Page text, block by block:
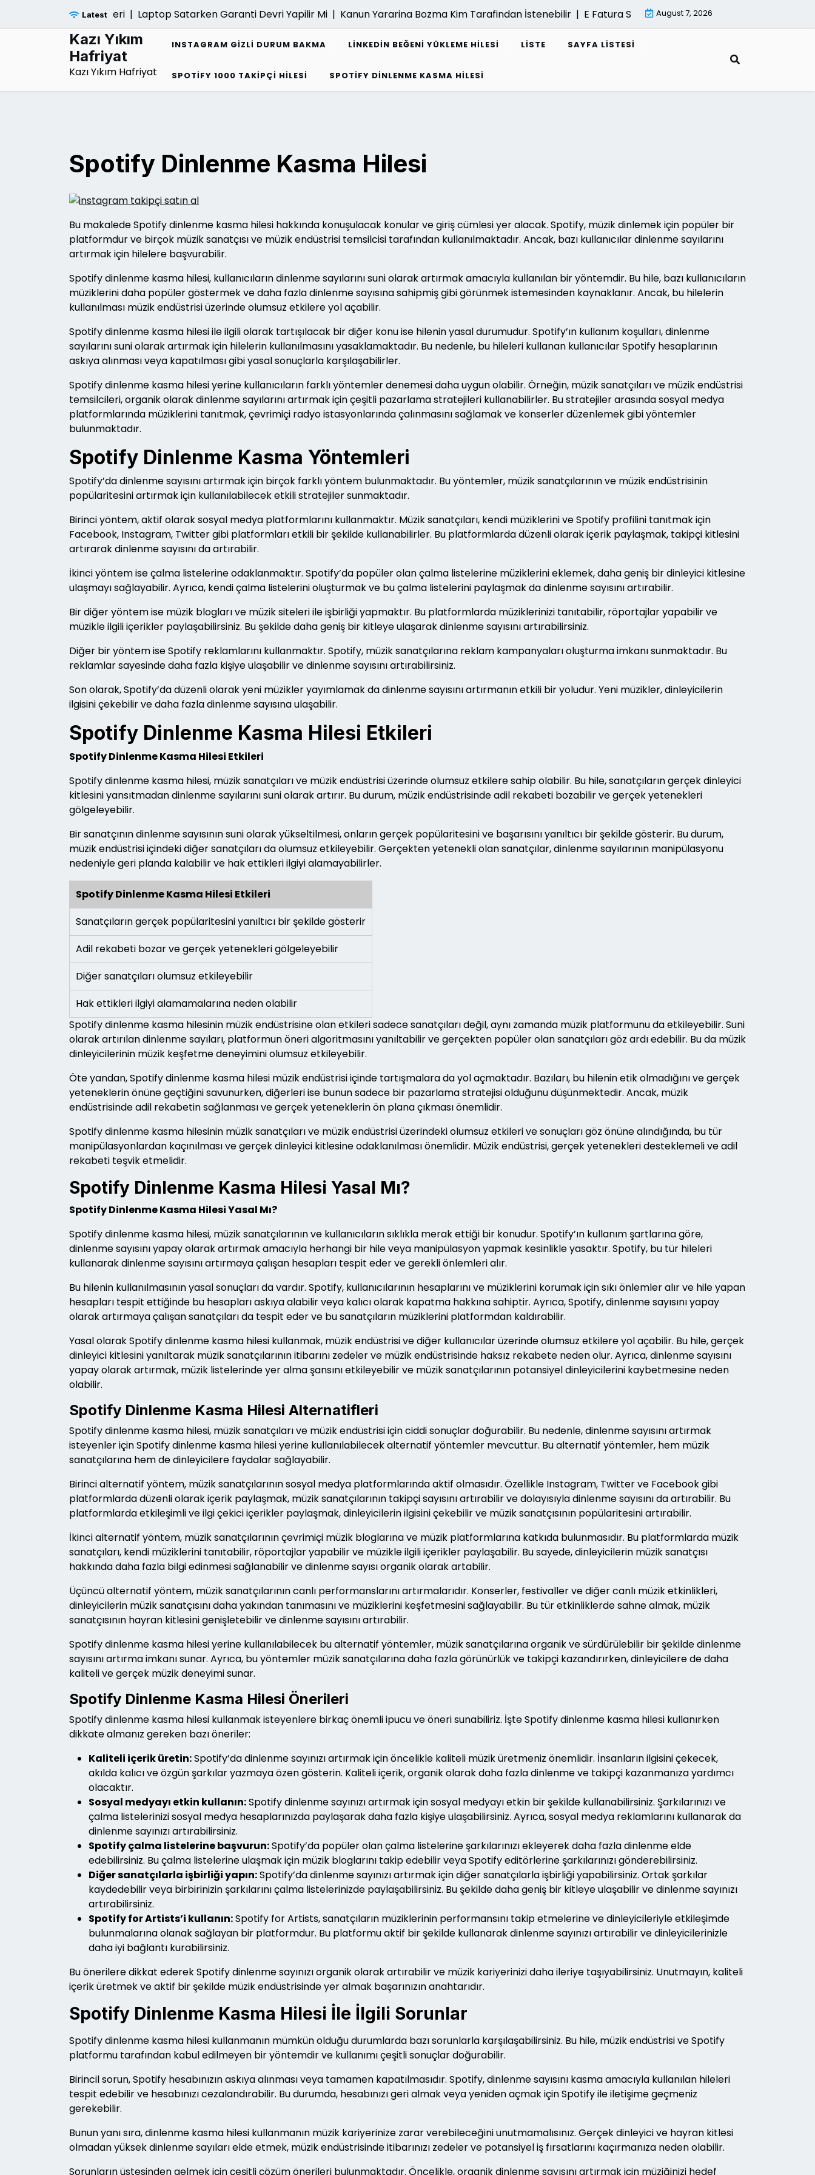
Latest Laptop Satarken Garanti Devri Yapilir Mi |Kanun Yararina Bozma Kim Tarafindan İstenebilir |E Fatura Sisteminde Performans Sorunlari |
August 7, 2026
Kazı Yıkım
Hafriyat
Kazı Yıkım Hafriyat
INSTAGRAM GIZLI DURUM BAKMA LINKEDIN BEĞENI YÜKLEME HILESI LISTE SAYFA LISTESI
SPOTIFY 1000 TAKIPÇI HILESI SPOTIFY DINLENME KASMA HILESI
Spotify Dinlenme Kasma Hilesi
Bu makalede Spotify dinlenme kasma hilesi hakkında konuşulacak konular ve giriş cümlesi yer alacak. Spotify, müzik dinlemek için popüler bir
platformdur ve birçok müzik sanatçısı ve müzik endüstrisi temsilcisi tarafından kullanılmaktadır. Ancak, bazı kullanıcılar dinlenme sayılarını
artırmak için hilelere başvurabilir.
Spotify dinlenme kasma hilesi, kullanıcıların dinlenme sayılarını suni olarak artırmak amacıyla kullanılan bir yöntemdir. Bu hile, bazı kullanıcıların
müziklerini daha popüler göstermek ve daha fazla dinlenme sayısına sahipmiş gibi görünmek istemesinden kaynaklanır. Ancak, bu hilelerin
kullanılması müzik endüstrisi üzerinde olumsuz etkilere yol açabilir.
Spotify dinlenme kasma hilesi ile ilgili olarak tartışılacak bir diğer konu ise hilenin yasal durumudur. Spotify’ın kullanım koşulları, dinlenme
sayılarını suni olarak artırmak için hilelerin kullanılmasını yasaklamaktadır. Bu nedenle, bu hileleri kullanan kullanıcılar Spotify hesaplarının
askıya alınması veya kapatılması gibi yasal sonuçlarla karşılaşabilirler.
Spotify dinlenme kasma hilesi yerine kullanıcıların farklı yöntemler denemesi daha uygun olabilir. Örneğin, müzik sanatçıları ve müzik endüstrisi
temsilcileri, organik olarak dinlenme sayılarını artırmak için çeşitli pazarlama stratejileri kullanabilirler. Bu stratejiler arasında sosyal medya
platformlarında müziklerini tanıtmak, çevrimiçi radyo istasyonlarında çalınmasını sağlamak ve konserler düzenlemek gibi yöntemler
bulunmaktadır.
Spotify Dinlenme Kasma Yöntemleri
Spotify’da dinlenme sayısını artırmak için birçok farklı yöntem bulunmaktadır. Bu yöntemler, müzik sanatçılarının ve müzik endüstrisinin
popülaritesini artırmak için kullanılabilecek etkili stratejiler sunmaktadır.
Birinci yöntem, aktif olarak sosyal medya platformlarını kullanmaktır. Müzik sanatçıları, kendi müziklerini ve Spotify profilini tanıtmak için
Facebook, Instagram, Twitter gibi platformları etkili bir şekilde kullanabilirler. Bu platformlarda düzenli olarak içerik paylaşmak, takipçi kitlesini
artırarak dinlenme sayısını da artırabilir.
İkinci yöntem ise çalma listelerine odaklanmaktır. Spotify’da popüler olan çalma listelerine müziklerini eklemek, daha geniş bir dinleyici kitlesine
ulaşmayı sağlayabilir. Ayrıca, kendi çalma listelerini oluşturmak ve bu çalma listelerini paylaşmak da dinlenme sayısını artırabilir.
Bir diğer yöntem ise müzik blogları ve müzik siteleri ile işbirliği yapmaktır. Bu platformlarda müziklerinizi tanıtabilir, röportajlar yapabilir ve
müzikle ilgili içerikler paylaşabilirsiniz. Bu şekilde daha geniş bir kitleye ulaşarak dinlenme sayısını artırabilirsiniz.
Diğer bir yöntem ise Spotify reklamlarını kullanmaktır. Spotify, müzik sanatçılarına reklam kampanyaları oluşturma imkanı sunmaktadır. Bu
reklamlar sayesinde daha fazla kişiye ulaşabilir ve dinlenme sayısını artırabilirsiniz.
Son olarak, Spotify’da düzenli olarak yeni müzikler yayımlamak da dinlenme sayısını artırmanın etkili bir yoludur. Yeni müzikler, dinleyicilerin
ilgisini çekebilir ve daha fazla dinlenme sayısına ulaşabilir.
Spotify Dinlenme Kasma Hilesi Etkileri
Spotify Dinlenme Kasma Hilesi Etkileri
Spotify dinlenme kasma hilesi, müzik sanatçıları ve müzik endüstrisi üzerinde olumsuz etkilere sahip olabilir. Bu hile, sanatçıların gerçek dinleyici
kitlesini yansıtmadan dinlenme sayılarını suni olarak artırır. Bu durum, müzik endüstrisinde adil rekabeti bozabilir ve gerçek yetenekleri
gölgeleyebilir.
Bir sanatçının dinlenme sayısının suni olarak yükseltilmesi, onların gerçek popülaritesini ve başarısını yanıltıcı bir şekilde gösterir. Bu durum,
müzik endüstrisi içindeki diğer sanatçıları da olumsuz etkileyebilir. Gerçekten yetenekli olan sanatçılar, dinlenme sayılarının manipülasyonu
nedeniyle geri planda kalabilir ve hak ettikleri ilgiyi alamayabilirler.
Spotify Dinlenme Kasma Hilesi Etkileri
Sanatçıların gerçek popülaritesini yanıltıcı bir şekilde gösterir
Adil rekabeti bozar ve gerçek yetenekleri gölgeleyebilir
Diğer sanatçıları olumsuz etkileyebilir
Hak ettikleri ilgiyi alamamalarına neden olabilir
Spotify dinlenme kasma hilesinin müzik endüstrisine olan etkileri sadece sanatçıları değil, aynı zamanda müzik platformunu da etkileyebilir. Suni
olarak artırılan dinlenme sayıları, platformun öneri algoritmasını yanıltabilir ve gerçekten popüler olan sanatçıları göz ardı edebilir. Bu da müzik
dinleyicilerinin müzik keşfetme deneyimini olumsuz etkileyebilir.
Öte yandan, Spotify dinlenme kasma hilesi müzik endüstrisi içinde tartışmalara da yol açmaktadır. Bazıları, bu hilenin etik olmadığını ve gerçek
yeteneklerin önüne geçtiğini savunurken, diğerleri ise bunun sadece bir pazarlama stratejisi olduğunu düşünmektedir. Ancak, müzik
endüstrisinde adil rekabetin sağlanması ve gerçek yeteneklerin ön plana çıkması önemlidir.
Spotify dinlenme kasma hilesinin müzik sanatçıları ve müzik endüstrisi üzerindeki olumsuz etkileri ve sonuçları göz önüne alındığında, bu tür
manipülasyonlardan kaçınılması ve gerçek dinleyici kitlesine odaklanılması önemlidir. Müzik endüstrisi, gerçek yetenekleri desteklemeli ve adil
rekabeti teşvik etmelidir.
Spotify Dinlenme Kasma Hilesi Yasal Mı?
Spotify Dinlenme Kasma Hilesi Yasal Mı?
Spotify dinlenme kasma hilesi, müzik sanatçılarının ve kullanıcıların sıklıkla merak ettiği bir konudur. Spotify’ın kullanım şartlarına göre,
dinlenme sayısını yapay olarak artırmak amacıyla herhangi bir hile veya manipülasyon yapmak kesinlikle yasaktır. Spotify, bu tür hileleri
kullanarak dinlenme sayısını artırmaya çalışan hesapları tespit eder ve gerekli önlemleri alır.
Bu hilenin kullanılmasının yasal sonuçları da vardır. Spotify, kullanıcılarının hesaplarını ve müziklerini korumak için sıkı önlemler alır ve hile yapan
hesapları tespit ettiğinde bu hesapları askıya alabilir veya kalıcı olarak kapatma hakkına sahiptir. Ayrıca, Spotify, dinlenme sayısını yapay
olarak artırmaya çalışan sanatçıları da tespit eder ve bu sanatçıların müziklerini platformdan kaldırabilir.
Yasal olarak Spotify dinlenme kasma hilesi kullanmak, müzik endüstrisi ve diğer kullanıcılar üzerinde olumsuz etkilere yol açabilir. Bu hile, gerçek
dinleyici kitlesini yanıltarak müzik sanatçılarının itibarını zedeler ve müzik endüstrisinde haksız rekabete neden olur. Ayrıca, dinlenme sayısını
yapay olarak artırmak, müzik listelerinde yer alma şansını etkileyebilir ve müzik sanatçılarının potansiyel dinleyicilerini kaybetmesine neden
olabilir.
Spotify Dinlenme Kasma Hilesi Alternatifleri
Spotify dinlenme kasma hilesi, müzik sanatçıları ve müzik endüstrisi için ciddi sonuçlar doğurabilir. Bu nedenle, dinlenme sayısını artırmak
isteyenler için Spotify dinlenme kasma hilesi yerine kullanılabilecek alternatif yöntemler mevcuttur. Bu alternatif yöntemler, hem müzik
sanatçılarına hem de dinleyicilere faydalar sağlayabilir.
Birinci alternatif yöntem, müzik sanatçılarının sosyal medya platformlarında aktif olmasıdır. Özellikle Instagram, Twitter ve Facebook gibi
platformlarda düzenli olarak içerik paylaşmak, müzik sanatçılarının takipçi sayısını artırabilir ve dolayısıyla dinlenme sayısını da artırabilir. Bu
platformlarda etkileşimli ve ilgi çekici içerikler paylaşmak, dinleyicilerin ilgisini çekebilir ve müzik sanatçısının popülaritesini artırabilir.
İkinci alternatif yöntem, müzik sanatçılarının çevrimiçi müzik bloglarına ve müzik platformlarına katkıda bulunmasıdır. Bu platformlarda müzik
sanatçıları, kendi müziklerini tanıtabilir, röportajlar yapabilir ve müzikle ilgili içerikler paylaşabilir. Bu sayede, dinleyicilerin müzik sanatçısı
hakkında daha fazla bilgi edinmesi sağlanabilir ve dinlenme sayısı organik olarak artabilir.
Üçüncü alternatif yöntem, müzik sanatçılarının canlı performanslarını artırmalarıdır. Konserler, festivaller ve diğer canlı müzik etkinlikleri,
dinleyicilerin müzik sanatçısını daha yakından tanımasını ve müziklerini keşfetmesini sağlayabilir. Bu tür etkinliklerde sahne almak, müzik
sanatçısının hayran kitlesini genişletebilir ve dinlenme sayısını artırabilir.
Spotify dinlenme kasma hilesi yerine kullanılabilecek bu alternatif yöntemler, müzik sanatçılarına organik ve sürdürülebilir bir şekilde dinlenme
sayısını artırma imkanı sunar. Ayrıca, bu yöntemler müzik sanatçılarına daha fazla görünürlük ve takipçi kazandırırken, dinleyicilere de daha
kaliteli ve gerçek müzik deneyimi sunar.
Spotify Dinlenme Kasma Hilesi Önerileri
Spotify dinlenme kasma hilesi kullanmak isteyenlere birkaç önemli ipucu ve öneri sunabiliriz. İşte Spotify dinlenme kasma hilesi kullanırken
dikkate almanız gereken bazı öneriler:
Kaliteli içerik üretin:Spotify’da dinlenme sayınızı artırmak için öncelikle kaliteli müzik üretmeniz önemlidir. İnsanların ilgisini çekecek,
akılda kalıcı ve özgün şarkılar yazmaya özen gösterin. Kaliteli içerik, organik olarak daha fazla dinlenme ve takipçi kazanmanıza yardımcı
olacaktır.
Sosyal medyayı etkin kullanın:Spotify dinlenme sayınızı artırmak için sosyal medyayı etkin bir şekilde kullanabilirsiniz. Şarkılarınızı ve
çalma listelerinizi sosyal medya hesaplarınızda paylaşarak daha fazla kişiye ulaşabilirsiniz. Ayrıca, sosyal medya reklamlarını kullanarak da
dinlenme sayınızı artırabilirsiniz.
Spotify çalma listelerine başvurun:Spotify’da popüler olan çalma listelerine şarkılarınızı ekleyerek daha fazla dinlenme elde
edebilirsiniz. Bu çalma listelerine ulaşmak için müzik bloglarını takip edebilir veya Spotify editörlerine şarkılarınızı gönderebilirsiniz.
Diğer sanatçılarla işbirliği yapın:Spotify’da dinlenme sayınızı artırmak için diğer sanatçılarla işbirliği yapabilirsiniz. Ortak şarkılar
kaydedebilir veya birbirinizin şarkılarını çalma listelerinizde paylaşabilirsiniz. Bu şekilde daha geniş bir kitleye ulaşabilir ve dinlenme sayınızı
artırabilirsiniz.
Spotify for Artists’i kullanın:Spotify for Artists, sanatçıların müziklerinin performansını takip etmelerine ve dinleyicileriyle etkileşimde
bulunmalarına olanak sağlayan bir platformdur. Bu platformu aktif bir şekilde kullanarak dinlenme sayınızı artırabilir ve dinleyicilerinizle
daha iyi bağlantı kurabilirsiniz.
Bu önerilere dikkat ederek Spotify dinlenme sayınızı organik olarak artırabilir ve müzik kariyerinizi daha ileriye taşıyabilirsiniz. Unutmayın, kaliteli
içerik üretmek ve aktif bir şekilde müzik endüstrisinde yer almak başarınızın anahtarıdır.
Spotify Dinlenme Kasma Hilesi İle İlgili Sorunlar
Spotify dinlenme kasma hilesi kullanmanın mümkün olduğu durumlarda bazı sorunlarla karşılaşabilirsiniz. Bu hile, müzik endüstrisi ve Spotify
platformu tarafından kabul edilmeyen bir yöntemdir ve kullanımı çeşitli sonuçlar doğurabilir.
Birincil sorun, Spotify hesabınızın askıya alınması veya tamamen kapatılmasıdır. Spotify, dinlenme sayısını kasma amacıyla kullanılan hileleri
tespit edebilir ve hesabınızı cezalandırabilir. Bu durumda, hesabınızı geri almak veya yeniden açmak için Spotify ile iletişime geçmeniz
gerekebilir.
Bunun yanı sıra, dinlenme kasma hilesi kullanmanın müzik kariyerinize zarar verebileceğini unutmamalısınız. Gerçek dinleyici ve hayran kitlesi
olmadan yüksek dinlenme sayıları elde etmek, müzik endüstrisinde itibarınızı zedeler ve potansiyel iş fırsatlarını kaçırmanıza neden olabilir.
Sorunların üstesinden gelmek için çeşitli çözüm önerileri bulunmaktadır. Öncelikle, organik dinlenme sayısını artırmak için müziğinizi hedef